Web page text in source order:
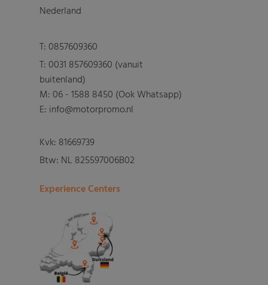
Nederland
T:0857609360
T:0031 857609360 (vanuit
buitenland)
M:06 - 1588 8450 (Ook Whatsapp)
E: info@motorpromo.nl
Kvk: 81669739
Btw: NL 825597006B02
Experience Centers